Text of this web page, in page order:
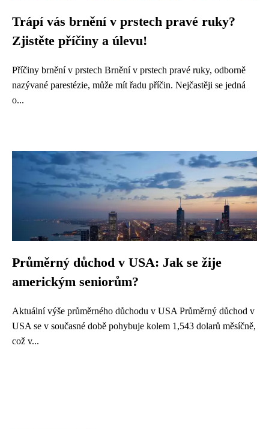
Trápí vás brnění v prstech pravé ruky?
Zjistěte příčiny a úlevu!
Příčiny brnění v prstech Brnění v prstech pravé ruky, odborně
nazývané parestézie, může mít řadu příčin. Nejčastěji se jedná
o...
Průměrný důchod v USA: Jak se žije
americkým seniorům?
Aktuální výše průměrného důchodu v USA Průměrný důchod v
USA se v současné době pohybuje kolem 1,543 dolarů měsíčně,
což v...